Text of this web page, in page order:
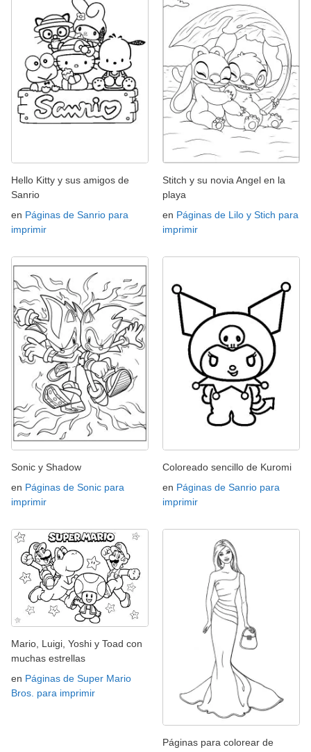
Hello Kitty y sus amigos de
Sanrio
en Páginas de Sanrio para
imprimir
Stitch y su novia Angel en la
playa
en Páginas de Lilo y Stich para
imprimir
Sonic y Shadow
en Páginas de Sonic para
imprimir
Coloreado sencillo de Kuromi
en Páginas de Sanrio para
imprimir
Mario, Luigi, Yoshi y Toad con
muchas estrellas
en Páginas de Super Mario
Bros. para imprimir
Páginas para colorear de